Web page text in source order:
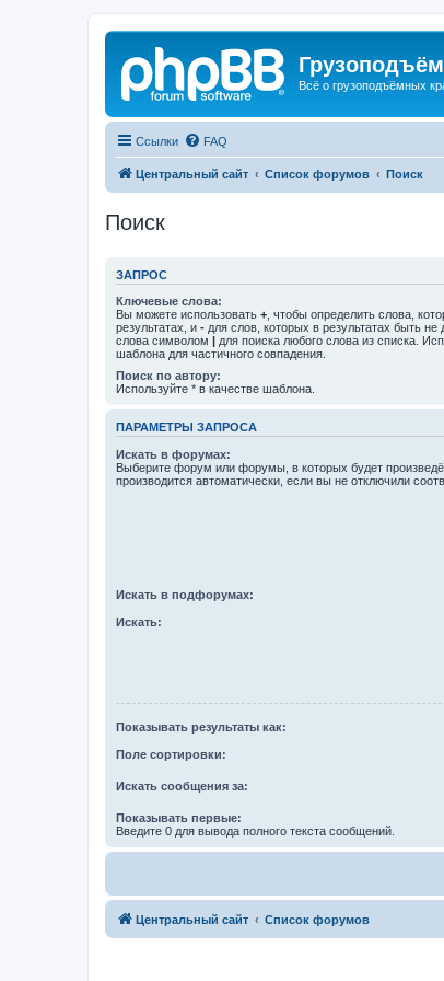
Всё о грузоподъёмных
Ссылки FAQ
Центральный сайт Список форумов Поиск
Поиск
ЗАПРОС
Ключевые слова:
Вы можете использовать + , чтобы определить слова,
результатах, и - для слов, которых в результатах быть
слова символом | для поиска любого слова из списка.
шаблона для частичного совпадения.
Поиск по автору:
Используйте * в качестве шаблона.
ПАРАМЕТРЫ ЗАПРОСА
Искать в форумах:
Выберите форум или форумы, в которых будет
производится автоматически, если вы не отключили
Искать в подфорумах:
Искать:
Показывать результаты как:
Поле сортировки:
Искать сообщения за:
Показывать первые:
Введите 0 для вывода полного текста сообщений.
Центральный сайт Список форумов